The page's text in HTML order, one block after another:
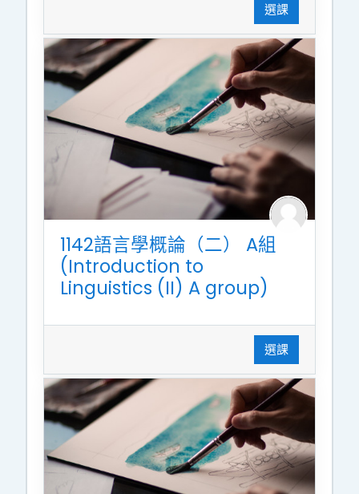
選課
1142語言學概論（二） A組
(Introduction to
Linguistics (II) A group)
選課